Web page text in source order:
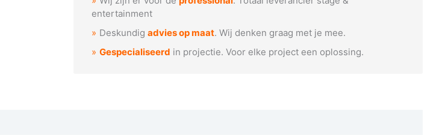
aantalentertainment
Deskundigadvies op maat. Wij denken graag met je mee.
Gespecialiseerd in projectie. Voor elke project een oplossing.